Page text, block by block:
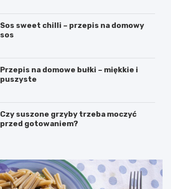
Sos sweet chilli – przepis na domowy
sos
Przepis na domowe bułki – miękkie i
puszyste
Czy suszone grzyby trzeba moczyć
przed gotowaniem?